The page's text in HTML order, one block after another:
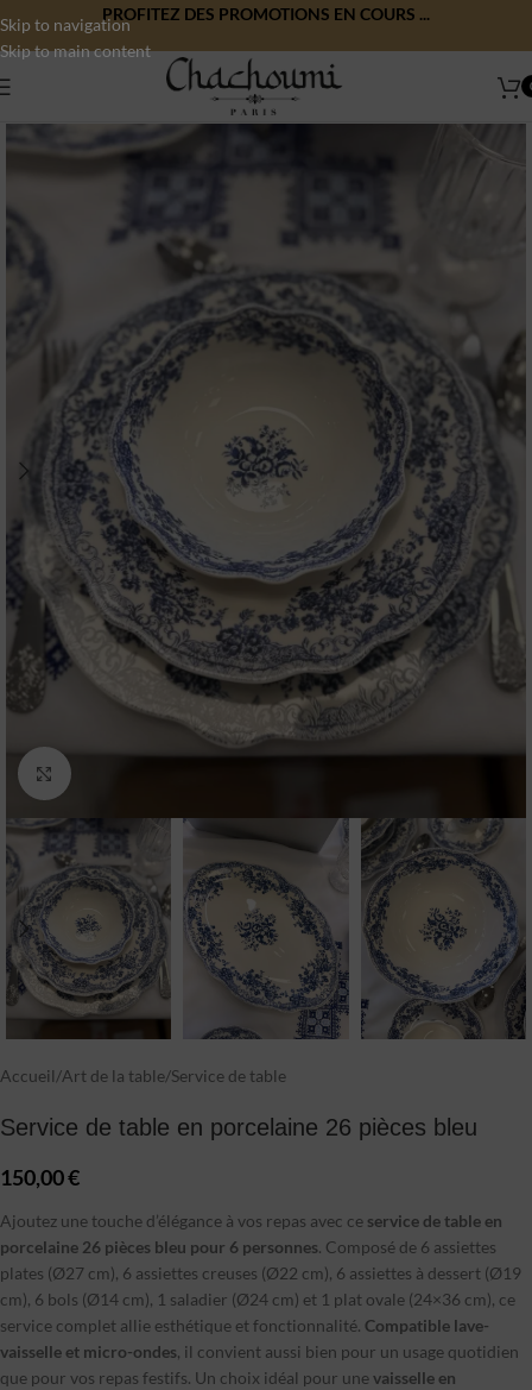
Skip to navigation
Skip to main content
PROFITEZ DES PROMOTIONS EN COURS ...
Click to enlarge
Accueil/Art de la table/Service de table
Service de table en porcelaine 26 pièces bleu
150,00€
Ajoutez une touche d’élégance à vos repas avec ce service de table en
porcelaine 26 pièces bleu pour 6 personnes. Composé de 6 assiettes
plates (Ø27 cm), 6 assiettes creuses (Ø22 cm), 6 assiettes à dessert (Ø19
cm), 6 bols (Ø14 cm), 1 saladier (Ø24 cm) et 1 plat ovale (24×36 cm), ce
service complet allie esthétique et fonctionnalité. Compatible lave-
vaisselle et micro-ondes, il convient aussi bien pour un usage quotidien
que pour vos repas festifs. Un choix idéal pour unevaisselle en